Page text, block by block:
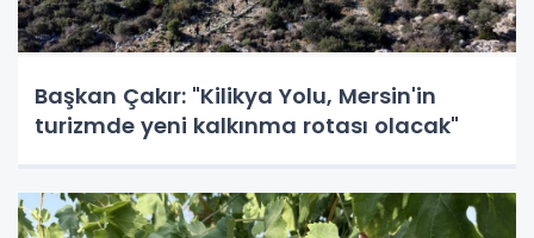
Başkan Çakır: "Kilikya Yolu, Mersin'in
turizmde yeni kalkınma rotası olacak"